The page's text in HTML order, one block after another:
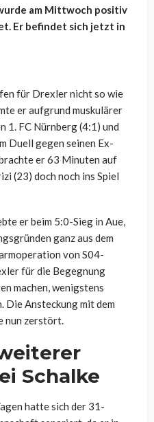
am Mittwoch positiv
Er befindet sich jetzt in
für Drexler nicht so wie
er aufgrund muskulärer
1. FC Nürnberg (4:1) und
Duell gegen seinen Ex-
er 63 Minuten auf
(23) doch noch ins Spiel
er beim 5:0-Sieg in Aue,
ganz aus dem
von S04-
für die Begegnung
machen, wenigstens
Die Ansteckung mit dem
nun zerstört.
Schalke
hatte sich der 31-